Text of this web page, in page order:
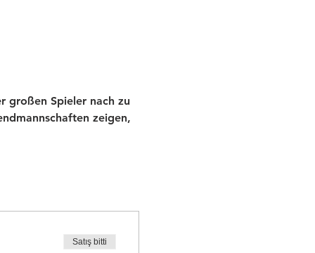
großen Spieler nach zu
zeigen,
Satış bitti